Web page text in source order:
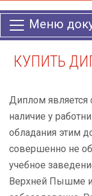
Меню
КУПИТЬ
Диплом
наличие у
обладания этим
совершенно не
учебное
Верхней Пышме и,